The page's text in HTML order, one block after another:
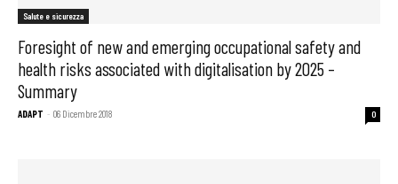
Salute e sicurezza
Foresight of new and emerging occupational safety and
health risks associated with digitalisation by 2025 –
Summary
ADAPT - 06 Dicembre 2018 0